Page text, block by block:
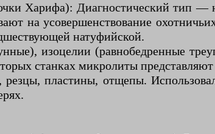
Харифа): Диагностический тип —
на усовершенствование
натуфийской.
изоцелии (равнобедренные
станках микролиты
резцы, пластины, отщепы.